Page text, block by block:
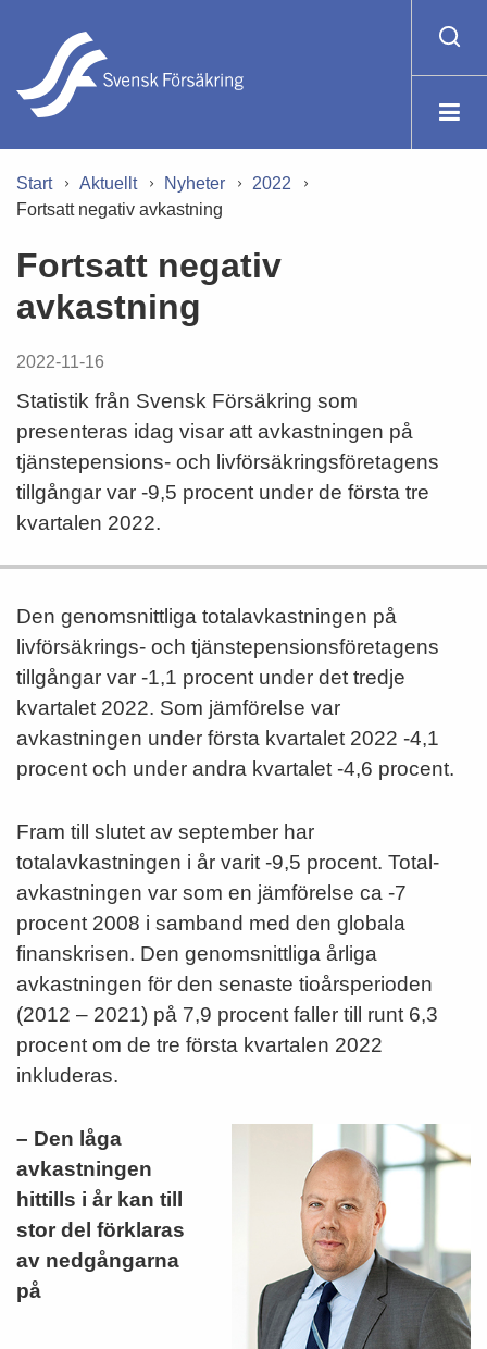
Start Aktuellt Nyheter
2022
Fortsatt negativ avkastning
Fortsatt negativ
avkastning
2022-11-16
Statistik från Svensk Försäkring som
presenteras idag visar att avkastningen på
tjänstepensions- och livförsäkringsföretagens
tillgångar var -9,5 procent under de första tre
kvartalen 2022.
Den genomsnittliga totalavkastningen på
livförsäkrings- och tjänstepensions­företagens
tillgångar var -1,1 procent under det tredje
kvartalet 2022. Som jämförelse var
avkastningen under första kvartalet 2022 -4,1
procent och under andra kvartalet -4,6 procent.
Fram till slutet av september har
totalavkastningen i år varit -9,5 procent. Total­
avkastningen var som en jämförelse ca -7
procent 2008 i samband med den globala
finanskrisen. Den genomsnittliga årliga
avkastningen för den senaste tioårsperioden
(2012 – 2021) på 7,9 procent faller till runt 6,3
procent om de tre första kvartalen 2022
inkluderas.
– Den låga
avkastningen
hittills i år kan till
stor del förklaras
av nedgångarna
på